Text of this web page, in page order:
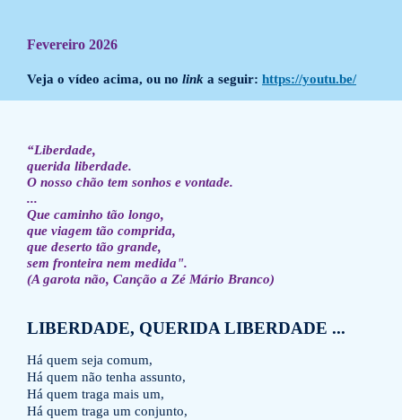
Fevereiro 2026
Veja o vídeo acima, ou no link a seguir: https://youtu.be/
“Liberdade,
querida liberdade.
O nosso chão tem sonhos e vontade.
...
Que caminho tão longo,
que viagem tão comprida,
que deserto tão grande,
sem fronteira nem medida".
(A garota não, Canção a Zé Mário Branco)
LIBERDADE, QUERIDA LIBERDADE ...
Há quem seja comum,
Há quem não tenha assunto,
Há quem traga mais um,
Há quem traga um conjunto,